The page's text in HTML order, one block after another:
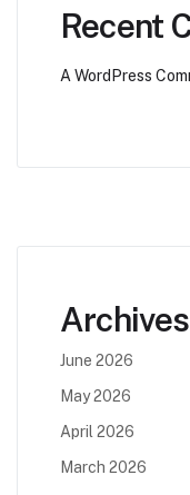
Recent
A WordPress
Archives
June 2026
May 2026
April 2026
March 2026